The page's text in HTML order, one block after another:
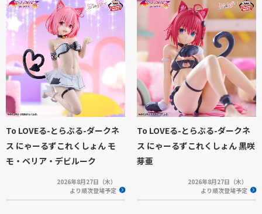
To LOVEる-とらぶる-ダークネ
ス にゃーるずこれくしょん モ
モ・ベリア・デビルーク
2026年8月27日（木）
より順次登場予定
To LOVEる-とらぶる-ダークネ
ス にゃーるずこれくしょん 黒咲
芽亜
2026年8月27日（木）
より順次登場予定